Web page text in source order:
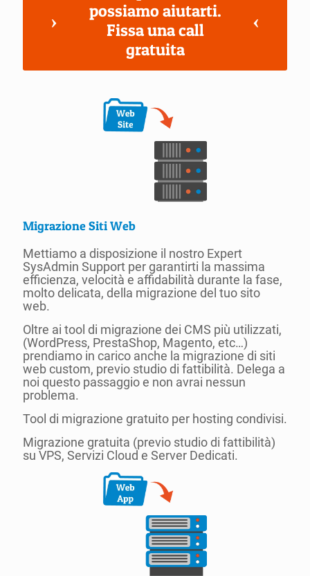
possiamo aiutarti.
Fissa una call
gratuita
Migrazione Siti Web
Mettiamo a disposizione il nostro Expert
SysAdmin Support per garantirti la massima
efficienza, velocità e affidabilità durante la fase,
molto delicata, della migrazione del tuo sito
web.
Oltre ai tool di migrazione dei CMS più utilizzati,
(WordPress, PrestaShop, Magento, etc…)
prendiamo in carico anche la migrazione di siti
web custom, previo studio di fattibilità. Delega a
noi questo passaggio e non avrai nessun
problema.
Tool di migrazione gratuito per hosting condivisi.
Migrazione gratuita (previo studio di fattibilità)
su VPS, Servizi Cloud e Server Dedicati.